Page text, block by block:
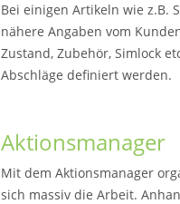
Bei einigen Artikeln wie z.B.
nähere Angaben vom
Zustand, Zubehör, Simlock
Abschläge definiert werden.
Aktionsmanager
Mit dem Aktionsmanager
sich massiv die Arbeit.